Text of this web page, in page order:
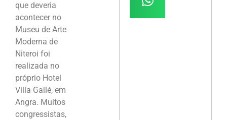
que deveria
acontecer no
Museu de Arte
Moderna de
Niteroi foi
realizada no
próprio Hotel
Villa Gallé, em
Angra. Muitos
congressistas,